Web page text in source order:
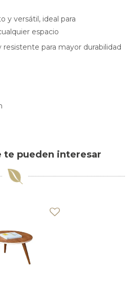
y versátil, ideal para
espacio
resistente para mayor durabilidad
te pueden interesar